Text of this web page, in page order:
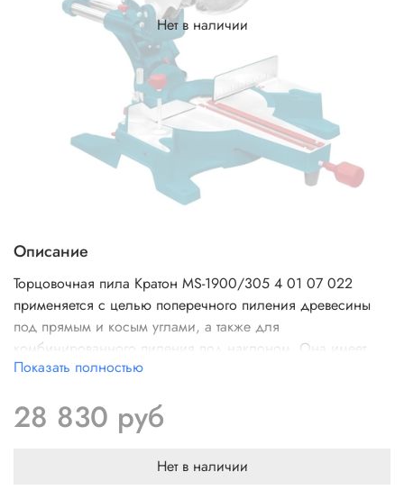
Нет в наличии
Описание
Торцовочная пила Кратон MS-1900/305 4 01 07 022
применяется с целью поперечного пиления древесины
под прямым и косым углами, а также для
комбинированного пиления под наклоном. Она имеет
лазерный указатель, который точно указывает место
поддержания чистоты на рабочем месте к инструменту
можно подключить пылесос или мешок для сбора пыли.
Угол поворота стола вокруг вертикальной оси - 0-45
градусов (влево/вправо). Поперечное пиление под
Показать полностью
28 830 руб
Нет в наличии